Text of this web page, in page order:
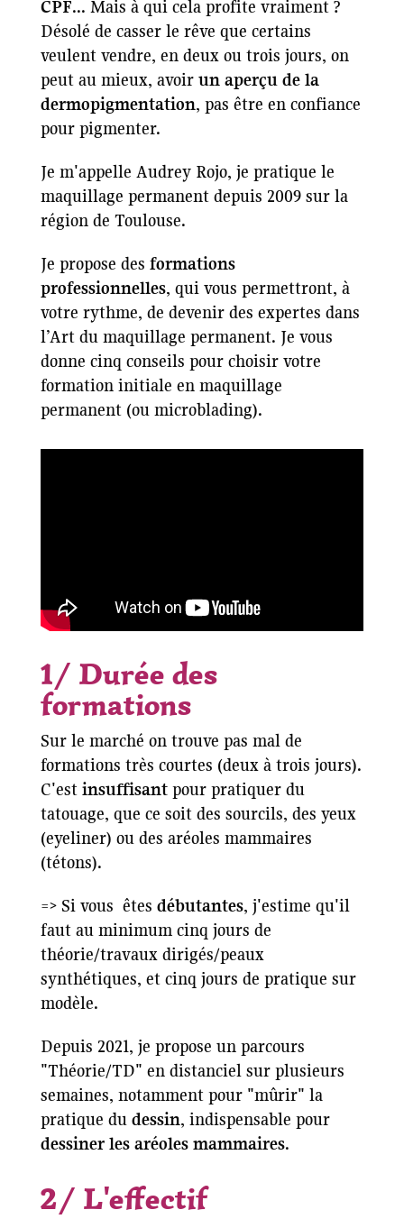
CPF... Mais à qui cela profite vraiment ?
Désolé de casser le rêve que certains
veulent vendre, en deux ou trois jours, on
peut au mieux, avoir un aperçu de la
dermopigmentation, pas être en confiance
pour pigmenter.
Je m'appelle Audrey Rojo, je pratique le
maquillage permanent depuis 2009 sur la
région de Toulouse.
Je propose des formations
professionnelles, qui vous permettront, à
votre rythme, de devenir des expertes dans
l’Art du maquillage permanent. Je vous
donne cinq conseils pour choisir votre
formation initiale en maquillage
permanent (ou microblading).
1/ Durée des
formations
Sur le marché on trouve pas mal de
formations très courtes (deux à trois jours).
C'est insuffisantpour pratiquer du
tatouage, que ce soit des sourcils, des yeux
(eyeliner) ou des aréoles mammaires
(tétons).
=> Si vous êtes débutantes, j'estime qu'il
faut au minimum cinq jours de
théorie/travaux dirigés/peaux
synthétiques, et cinq jours de pratique sur
modèle.
Depuis 2021, je propose un parcours
"Théorie/TD" en distanciel sur plusieurs
semaines, notamment pour "mûrir" la
pratique du dessin, indispensable pour
dessiner les aréoles mammaires.
2/ L'effectif